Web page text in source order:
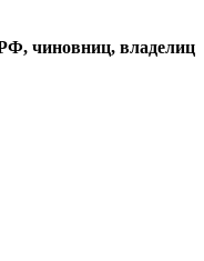
чиновниц, владелиц